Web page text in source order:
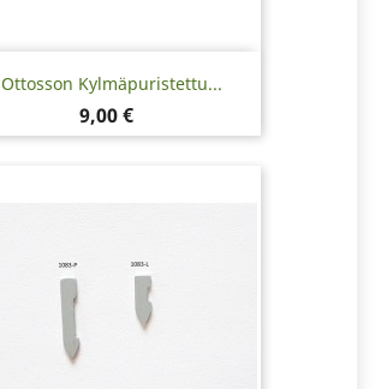
Ottosson Kylmäpuristettu...
Hinta
9,00 €